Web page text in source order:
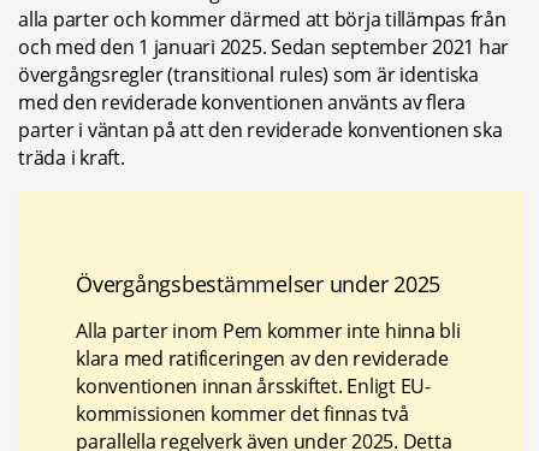
alla parter och kommer därmed att börja tillämpas från
och med den 1 januari 2025. Sedan september 2021 har
övergångsregler (transitional rules) som är identiska
med den reviderade konventionen använts av flera
parter i väntan på att den reviderade konventionen ska
träda i kraft.
Övergångsbestämmelser under 2025
Alla parter inom Pem kommer inte hinna bli
klara med ratificeringen av den reviderade
konventionen innan årsskiftet. Enligt EU-
kommissionen kommer det finnas två
parallella regelverk även under 2025. Detta